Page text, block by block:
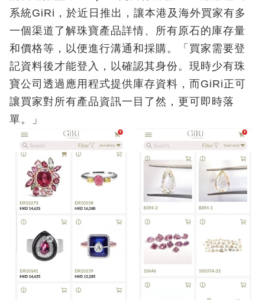
系統GiRi，於近日推出，讓本港及海外買家有多
一個渠道了解珠寶產品詳情、所有原石的庫存量
和價格等，以便進行溝通和採購。「買家需要登
記資料後才能登入，以確認其身份。現時少有珠
寶公司透過應用程式提供庫存資料，而GiRi正可
讓買家對所有產品資訊一目了然，更可即時落
單。」